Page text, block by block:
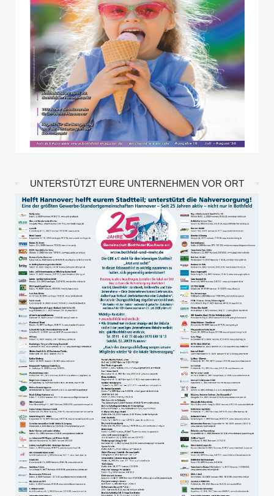
UNTERSTÜTZT EURE UNTERNEHMEN VOR ORT